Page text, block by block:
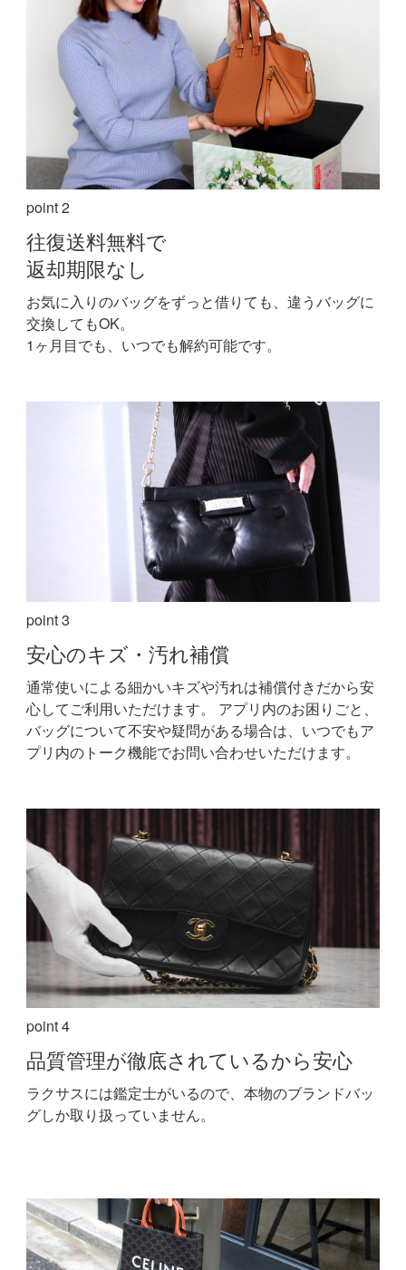
point 2
往復送料無料で
返却期限なし
お気に入りのバッグをずっと借りても、違うバッグに
交換してもOK。
1ヶ月目でも、いつでも解約可能です。
point 3
安心のキズ・汚れ補償
通常使いによる細かいキズや汚れは補償付きだから安
心してご利用いただけます。 アプリ内のお困りごと、
バッグについて不安や疑問がある場合は、いつでもア
プリ内のトーク機能でお問い合わせいただけます。
point 4
品質管理が徹底されているから安心
ラクサスには鑑定士がいるので、本物のブランドバッ
グしか取り扱っていません。